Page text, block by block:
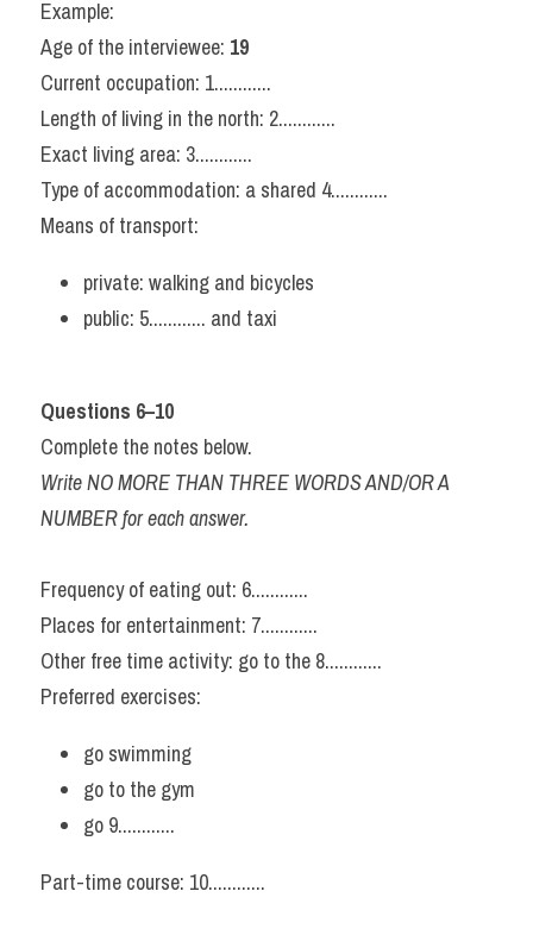
Example:
Age of the interviewee: 19
Current occupation: 1............
Length of living in the north: 2............
Exact living area: 3............
Type of accommodation: a shared 4............
Means of transport:
private: walking and bicycles
public: 5............ and taxi
Questions 6–10
Complete the notes below.
Write NO MORE THAN THREE WORDS AND/OR A
NUMBER for each answer.
Frequency of eating out: 6............
Places for entertainment: 7............
Other free time activity: go to the 8............
Preferred exercises:
go swimming
go to the gym
go 9............
Part-time course: 10............